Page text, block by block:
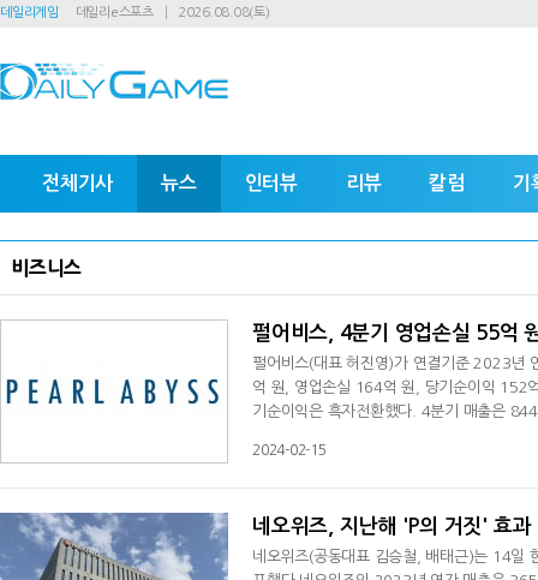
데일리게임 데일리e스포츠 2026.08.08(토)
전체기사 뉴스 인터뷰 리뷰 칼럼 기
비즈니스
펄어비스, 4분기 영업손실 55억
펄어비스(대표 허진영)가 연결기준 2023년
억 원, 영업손실 164억 원, 당기순이익 152
기순이익은 흑자전환했다. 4분기 매출은
스를 이어 나가는 한편, 차기작 '붉은사막'의
2024-02-15
네오위즈, 지난해 'P의 거짓' 효
네오위즈(공동대표 김승철, 배태근)는 14일